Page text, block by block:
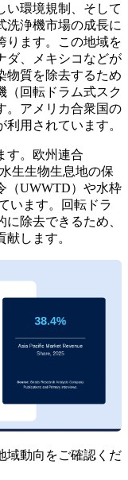
い環境規制、そして
洗浄機市場の成長に
ります。この地域を
ダ、メキシコなどが
物質を除去するため
（回転ドラム式スク
。アメリカ合衆国の
用されています。
す。欧州連合
生生物生息地の保
（UWWTD）や水枠
います。回転ドラ
除去できるため、
します。
域動向をご確認くだ